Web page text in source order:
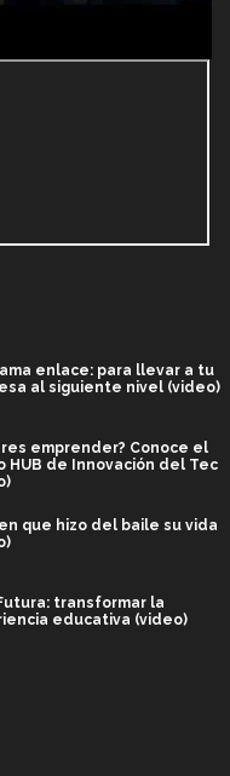
enlace: para llevar a tu
al siguiente nivel (video)
emprender? Conoce el
HUB de Innovación del Tec
que hizo del baile su vida
transformar la
educativa (video)